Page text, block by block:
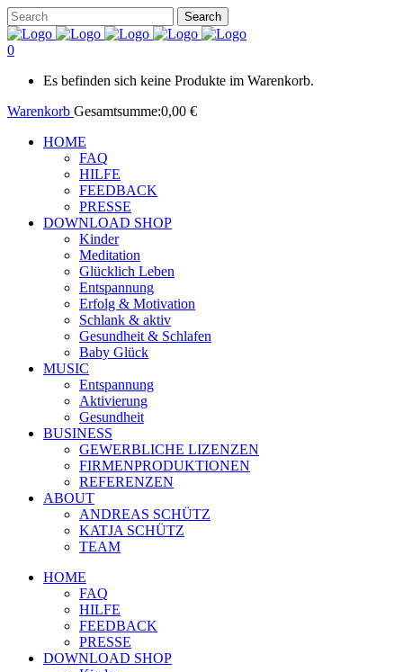
0
Es befinden sich keine Produkte im Warenkorb.
Warenkorb Gesamtsumme:0,00 €
HOME
FAQ
HILFE
FEEDBACK
PRESSE
DOWNLOAD SHOP
Kinder
Meditation
Glücklich Leben
Entspannung
Erfolg & Motivation
Schlank & aktiv
Gesundheit & Schlafen
Baby Glück
MUSIC
Entspannung
Aktivierung
Gesundheit
BUSINESS
GEWERBLICHE LIZENZEN
FIRMENPRODUKTIONEN
REFERENZEN
ABOUT
ANDREAS SCHÜTZ
KATJA SCHÜTZ
TEAM
HOME
FAQ
HILFE
FEEDBACK
PRESSE
DOWNLOAD SHOP